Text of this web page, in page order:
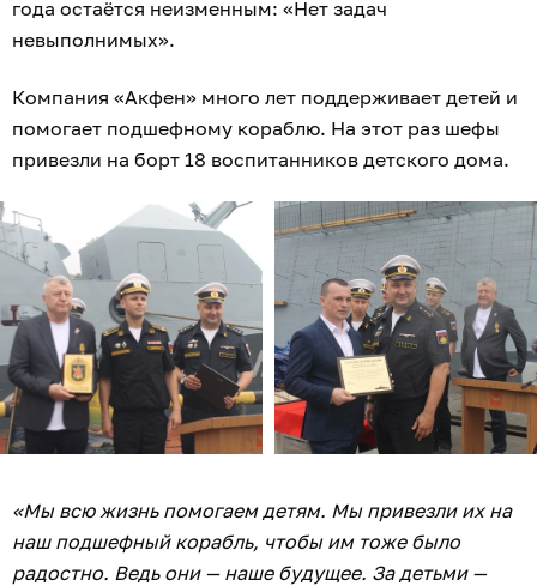
года остаётся неизменным: «Нет задач
невыполнимых».
Компания «Акфен» много лет поддерживает детей и
помогает подшефному кораблю. На этот раз шефы
привезли на борт 18 воспитанников детского дома.
«Мы всю жизнь помогаем детям. Мы привезли их на
наш подшефный корабль, чтобы им тоже было
радостно. Ведь они — наше будущее. За детьми —